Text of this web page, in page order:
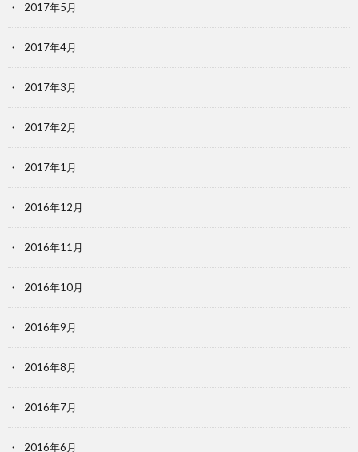
2017年5月
2017年4月
2017年3月
2017年2月
2017年1月
2016年12月
2016年11月
2016年10月
2016年9月
2016年8月
2016年7月
2016年6月